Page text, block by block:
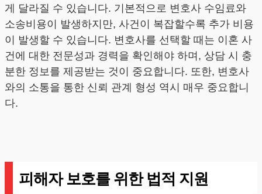
게 달라질 수 있습니다. 기본적으로 변호사 수임료와
소송비용이 발생하지만, 사건이 복잡할수록 추가 비용
이 발생할 수 있습니다. 변호사를 선택할 때는 이혼 사
건에 대한 전문성과 경력을 확인해야 하며, 상담 시 충
분한 정보를 제공받는 것이 중요합니다. 또한, 변호사
와의 소통을 통한 신뢰 관계 형성 역시 매우 중요합니
다.
피해자 보호를 위한 법적 지원